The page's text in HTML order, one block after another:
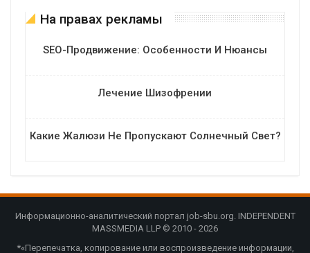
На правах рекламы
SEO-Продвижение: Особенности И Нюансы
Лечение Шизофрении
Какие Жалюзи Не Пропускают Солнечный Свет?
Информационно-аналитический портал job-sbu.org. INDEPENDENT
MASSMEDIA LLP © 2010 - 2026
*«Перепечатка, копирование или воспроизведение информации,